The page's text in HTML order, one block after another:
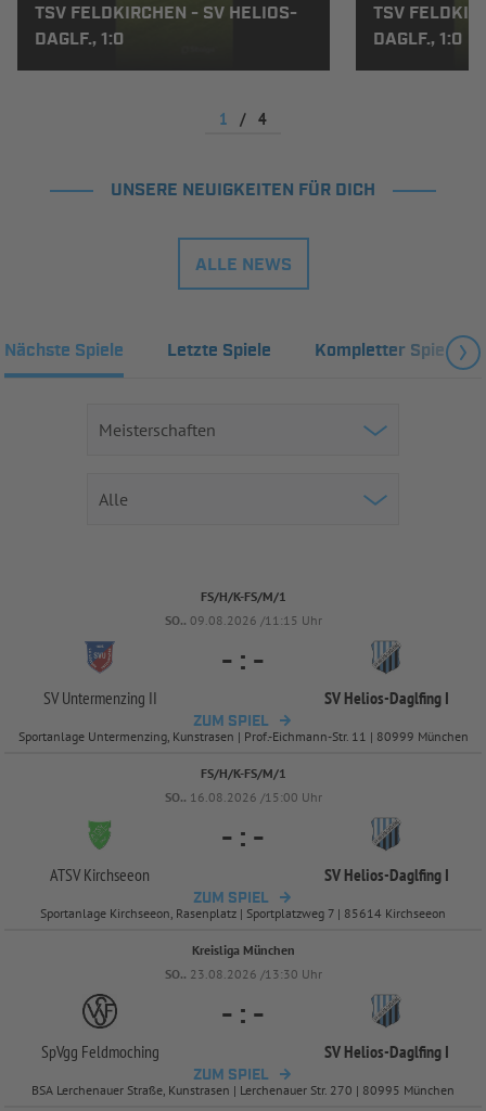
TSV FELDKIRCHEN - SV HELIOS-
DAGLF., 1:0
TSV
DAGLF., 1:0
1 / 4
UNSERE NEUIGKEITEN FÜR DICH
ALLE NEWS
Nächste Spiele Letzte Spiele Kompletter Spielplan
FS/H/K-FS/M/1
SO.. 09.08.2026 /11:15 Uhr
SV Untermenzing II
- : -
SV Helios-Daglfing I
ZUM SPIEL
Sportanlage Untermenzing, Kunstrasen | Prof.-Eichmann-Str. 11 | 80999 München
FS/H/K-FS/M/1
SO.. 16.08.2026 /15:00 Uhr
ATSV Kirchseeon
- : -
SV Helios-Daglfing I
ZUM SPIEL
Sportanlage Kirchseeon, Rasenplatz | Sportplatzweg 7 | 85614 Kirchseeon
Kreisliga München
SO.. 23.08.2026 /13:30 Uhr
SpVgg Feldmoching
- : -
SV Helios-Daglfing I
ZUM SPIEL
BSA Lerchenauer Straße, Kunstrasen | Lerchenauer Str. 270 | 80995 München